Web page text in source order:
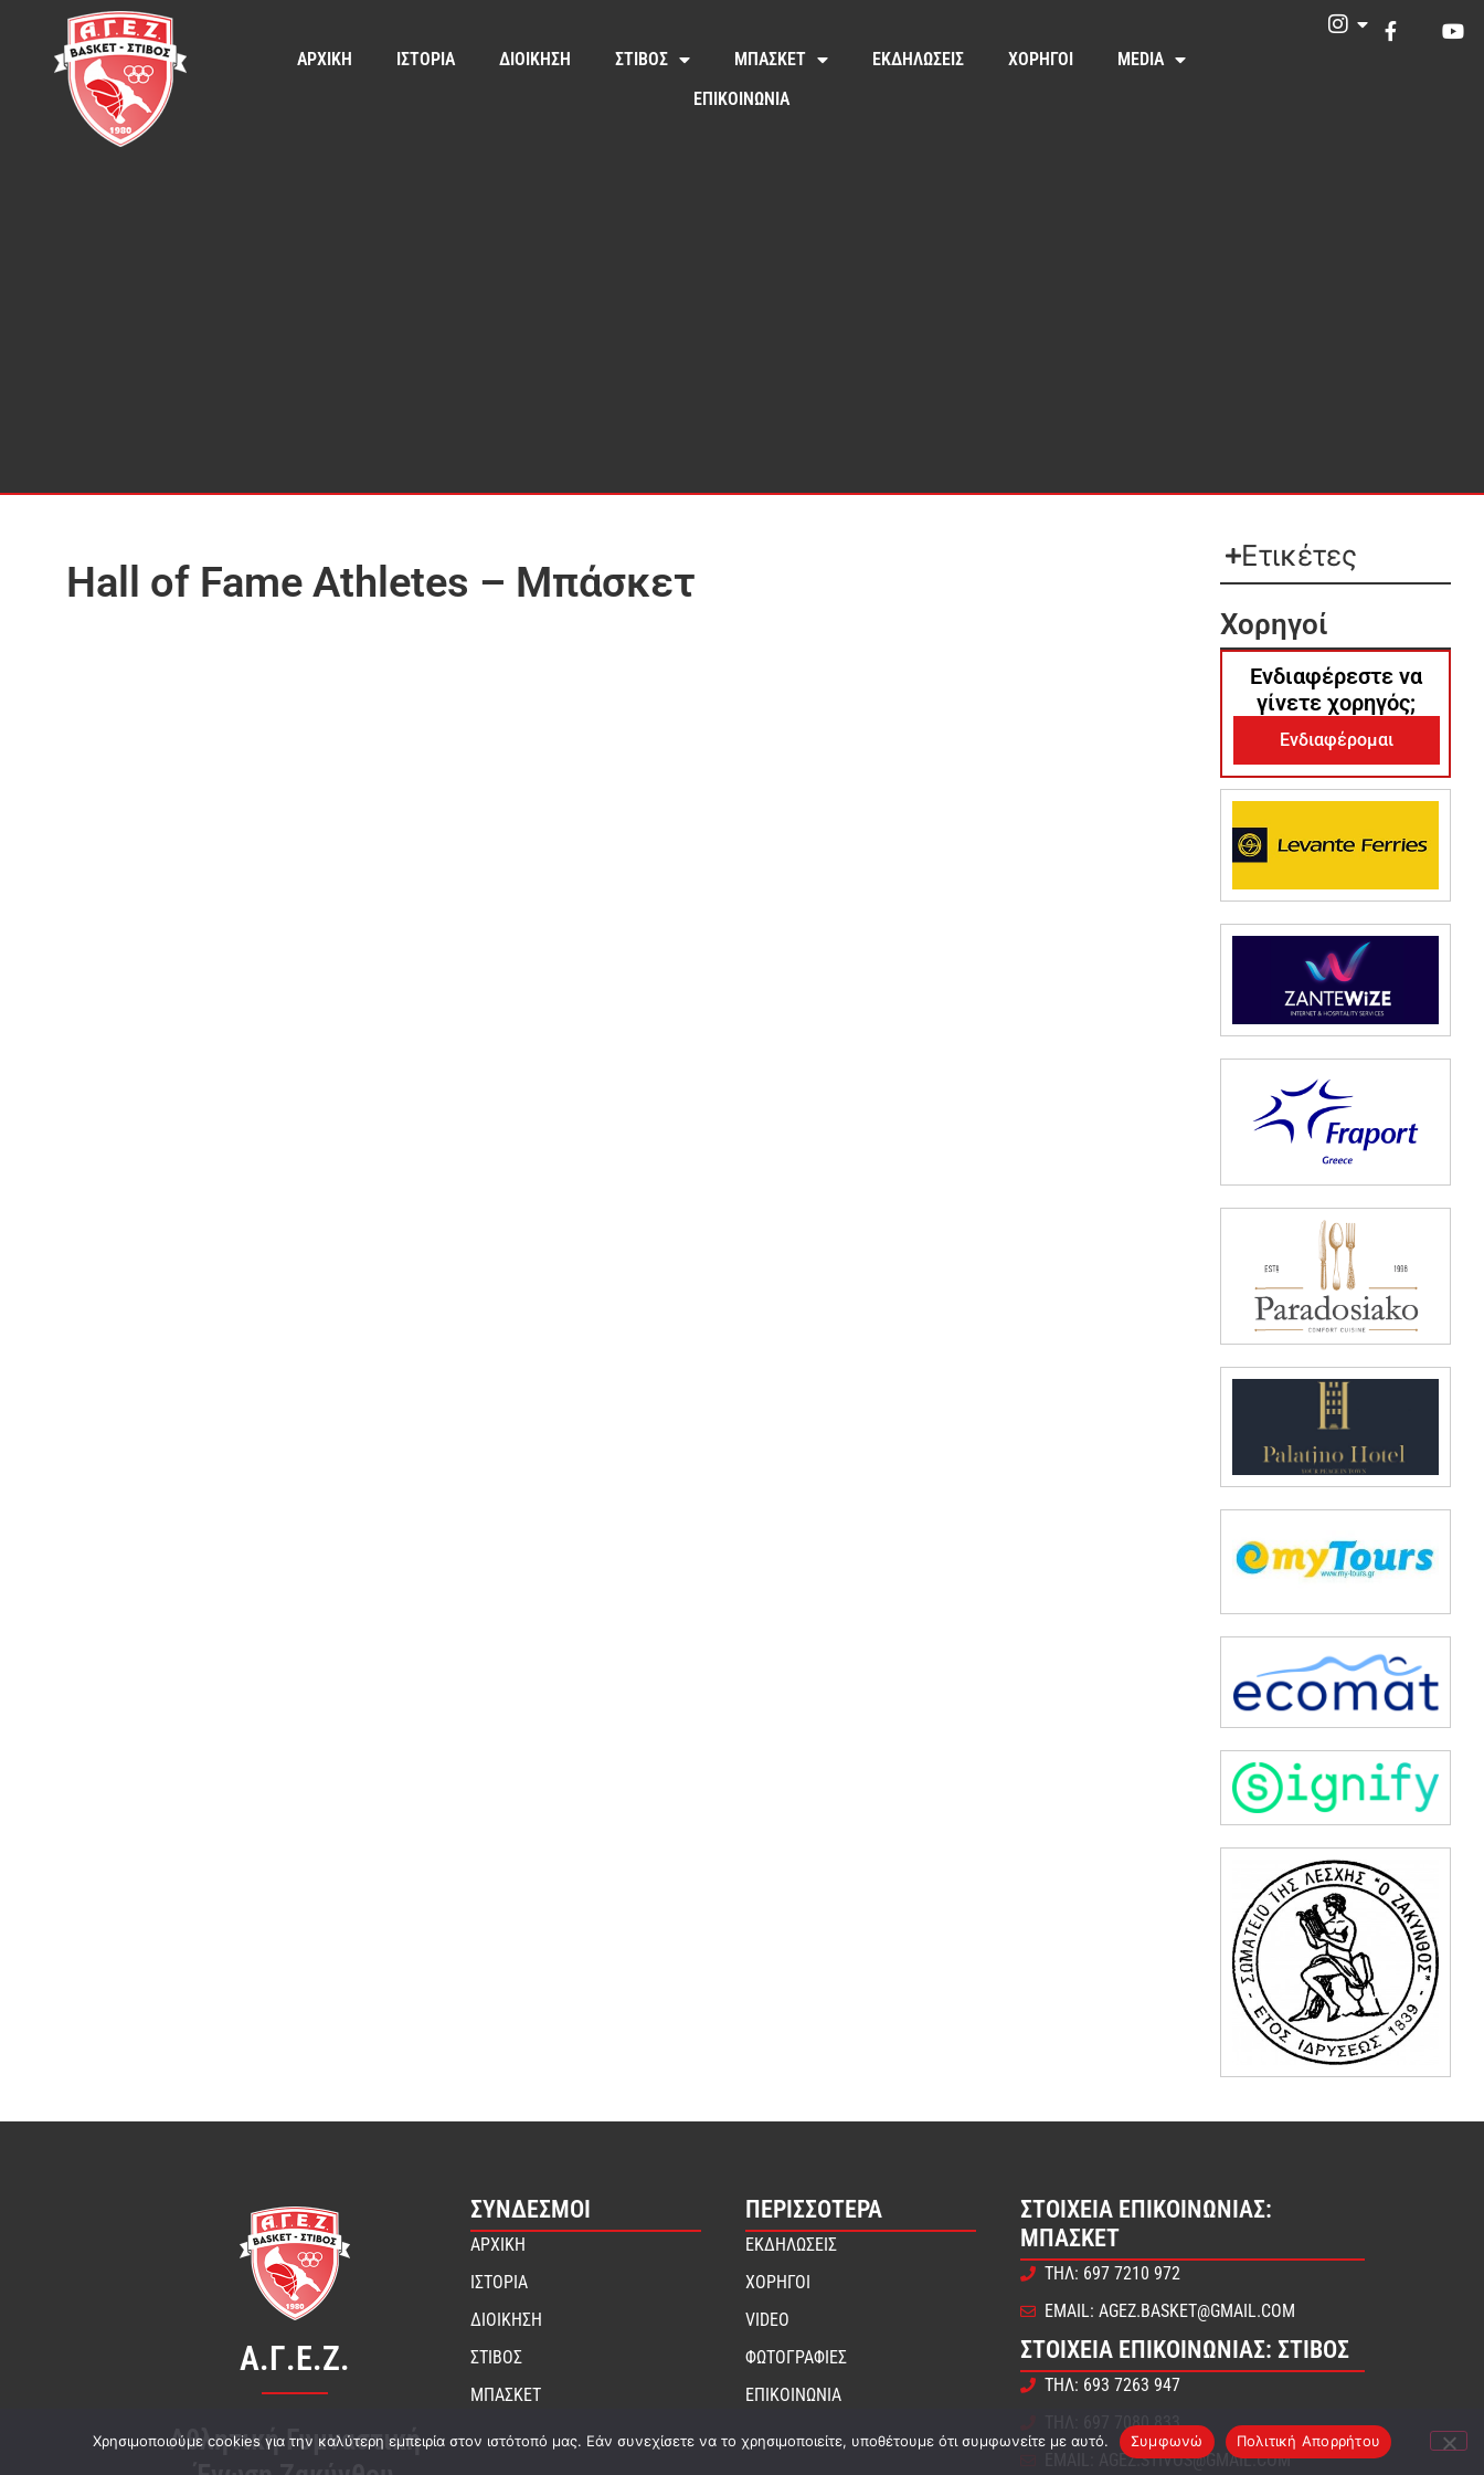
ΑΡΧΙΚΗ ΙΣΤΟΡΙΑ ΔΙΟΙΚΗΣΗ ΣΤΙΒΟΣ ΜΠΑΣΚΕΤ ΕΚΔΗΛΩΣΕΙΣ ΧΟΡΗΓΟΙ
MEDIA
ΕΠΙΚΟΙΝΩΝΙΑ
Hall of Fame Athletes – Μπάσκετ
Ετικέτες
Χορηγοί
Ενδιαφέρεστε να
γίνετε χορηγός;
Ενδιαφέρομαι
Α.Γ.Ε.Ζ.
Αθλητική Γυμναστική
ΣΎΝΔΕΣΜΟΙ
ΑΡΧΙΚΗ
ΙΣΤΟΡΙΑ
ΔΙΟΙΚΗΣΗ
ΣΤΙΒΟΣ
ΜΠΑΣΚΕΤ
ΠΕΡΙΣΣΟΤΕΡΑ
ΕΚΔΗΛΩΣΕΙΣ
ΧΟΡΗΓΟΙ
VIDEO
ΦΩΤΟΓΡΑΦΙΕΣ
ΕΠΙΚΟΙΝΩΝΙΑ
ΣΤΟΙΧΕΊΑ ΕΠΙΚΟΙΝΩΝΊΑΣ:
ΜΠΆΣΚΕΤ
ΤΗΛ: 697 7210 972
EMAIL: AGEZ.BASKET@GMAIL.COM
ΣΤΟΙΧΕΊΑ ΕΠΙΚΟΙΝΩΝΊΑΣ: ΣΤΊΒΟΣ
ΤΗΛ: 693 7263 947
ΤΗΛ: 697 7080 833
EMAIL: AGEZ.STIVOS@GMAIL.COM
Χρησιμοποιούμε cookies για την καλύτερη εμπειρία στον ιστότοπό μας. Εάν συνεχίσετε να το χρησιμοποιείτε, υποθέτουμε ότι συμφωνείτε με αυτό. Συμφωνώ Πολιτική Απορρήτου